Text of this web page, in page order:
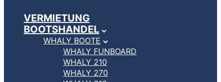
VERMIETUNG
BOOTSHANDEL
WHALY BOOTE
WHALY FUNBOARD
WHALY 210
WHALY 270